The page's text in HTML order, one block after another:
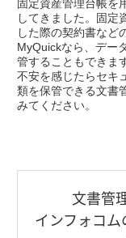
固定資産管理台帳を
してきました。固定
した際の契約書など
MyQuickなら、デー
管することもできま
不安を感じたらセキ
類を保管できる文書
みてください。
⽂書管
インフォコ